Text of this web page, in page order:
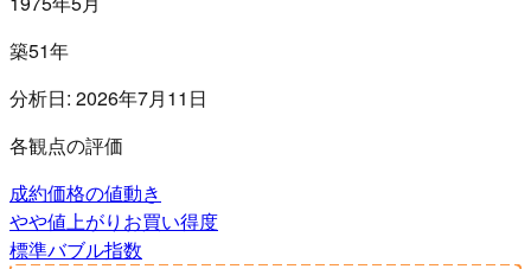
築51年
分析日: 2026年7月11日
各観点の評価
成約価格の値動き
やや値上がり お買い得度
標準バブル指数